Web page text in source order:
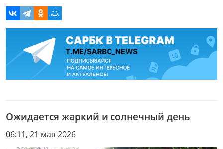
Ожидается жаркий и солнечный день
06:11, 21 мая 2026